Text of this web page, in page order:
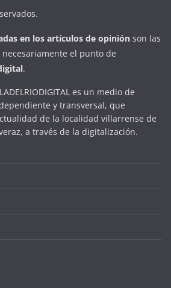
en los artículos de opinión son las
el punto de
.
es un medio de
y transversal, que
de la localidad villarrense de
a través de la digitalización.